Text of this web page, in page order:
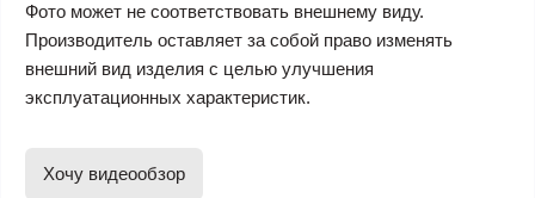
Фото может не соответствовать внешнему виду.
Производитель оставляет за собой право изменять
внешний вид изделия с целью улучшения
эксплуатационных характеристик.
Хочу видеообзор